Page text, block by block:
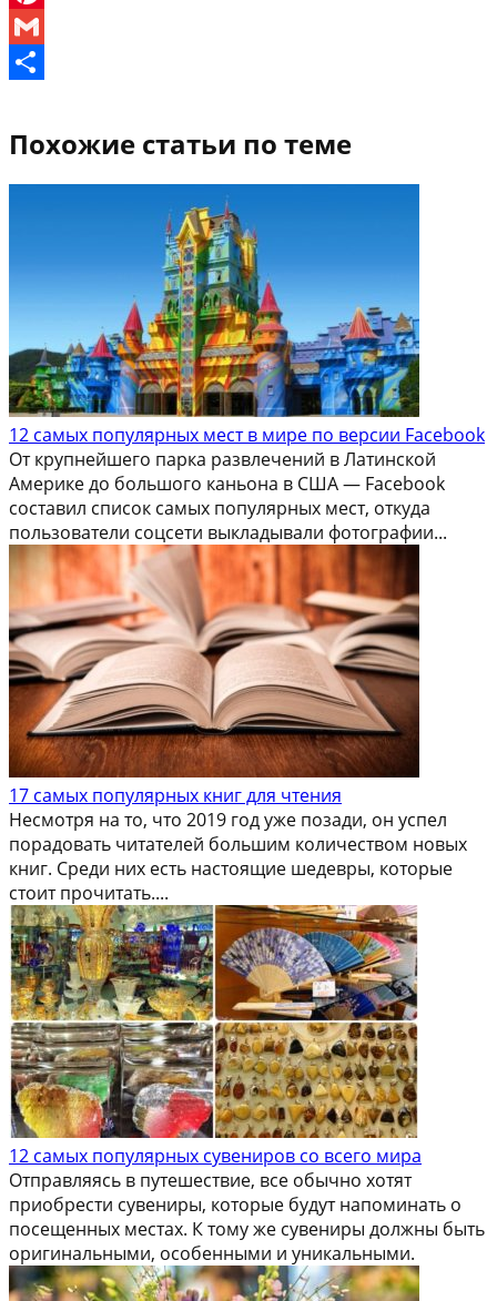
Pinterest
Gmail
Похожие статьи по теме
12 самых популярных мест в мире по версии Facebook
От крупнейшего парка развлечений в Латинской
Америке до большого каньона в США — Facebook
составил список самых популярных мест, откуда
пользователи соцсети выкладывали фотографии...
17 самых популярных книг для чтения
Несмотря на то, что 2019 год уже позади, он успел
порадовать читателей большим количеством новых
книг. Среди них есть настоящие шедевры, которые
стоит прочитать....
12 самых популярных сувениров со всего мира
Отправляясь в путешествие, все обычно хотят
приобрести сувениры, которые будут напоминать о
посещенных местах. К тому же сувениры должны быть
оригинальными, особенными и уникальными.